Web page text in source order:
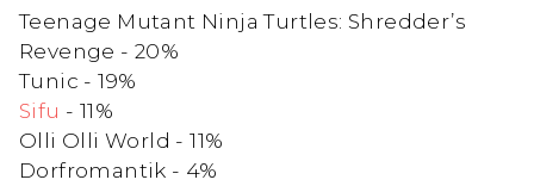
Teenage Mutant Ninja Turtles: Shredder’s
Revenge - 20%
Tunic - 19%
Sifu - 11%
Olli Olli World - 11%
Dorfromantik - 4%